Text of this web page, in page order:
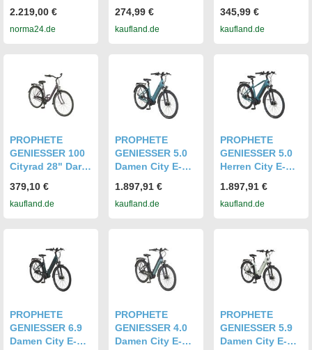
1218139
2.219,00 €
norma24.de
für Prophete E-
Bike GENIESSER
274,99 €
kaufland.de
16Ah 576 Wh für
AEG SideClick
22.EMC.10
22.EMC.30
23.EMC.10
345,99 €
kaufland.de
PROPHETE
GENIESSER 100
Cityrad 28" Dark
Shimano 3-Gang
Nabenschaltung,
Rücktrittbremse,
Wave
Stahlrahmen 46
379,10 €
kaufland.de
PROPHETE
GENIESSER 5.0
Damen City E-
ComfortDrive II
Mittelmotor 70
Riemenantrieb
1.897,91 €
kaufland.de
PROPHETE
GENIESSER 5.0
Herren City E-
ComfortDrive II
Mittelmotor 70
1.897,91 €
kaufland.de
PROPHETE
GENIESSER 6.9
Damen City E-
PROPHETE
GENIESSER 4.0
Damen City E-
PROPHETE
GENIESSER 5.9
Damen City E-